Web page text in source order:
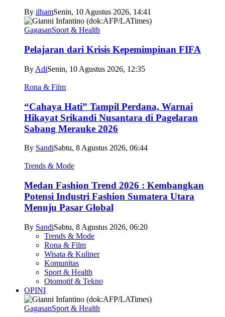
By ilhamSenin, 10 Agustus 2026, 14:41
GagasanSport & Health
Pelajaran dari Krisis Kepemimpinan FIFA
By AdiSenin, 10 Agustus 2026, 12:35
Rona & Film
“Cahaya Hati” Tampil Perdana, Warnai
Hikayat Srikandi Nusantara di Pagelaran
Sabang Merauke 2026
By SandiSabtu, 8 Agustus 2026, 06:44
Trends & Mode
Medan Fashion Trend 2026 : Kembangkan
Potensi Industri Fashion Sumatera Utara
Menuju Pasar Global
By SandiSabtu, 8 Agustus 2026, 06:20
Trends & Mode
Rona & Film
Wisata & Kuliner
Komunitas
Sport & Health
Otomotif & Tekno
OPINI
GagasanSport & Health